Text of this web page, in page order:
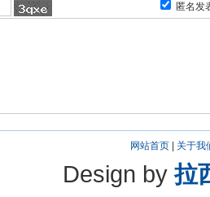
匿名发
网站首页| 关于我
Design by拉